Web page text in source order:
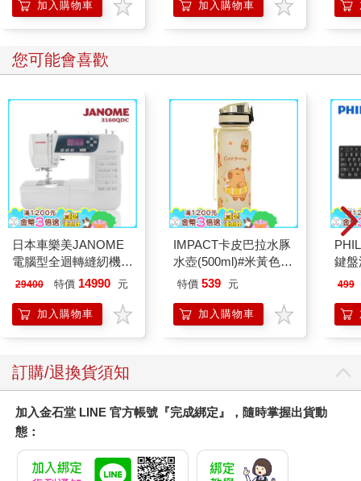
加入購物車 加入購物車
您可能會喜歡
日本車樂美JANOME
電腦型全迴轉縫紉機
3160QDC
29400 特價 14990 元
加入購物車
IMPACT卡皮巴拉水豚
水壺(500ml)#米黃色
IM00B18YL
特價 539 元
加入購物車
鍵盤
499
訂購/退換貨須知
加入金石堂 LINE 官方帳號『完成綁定』，隨時掌握出貨動
態：